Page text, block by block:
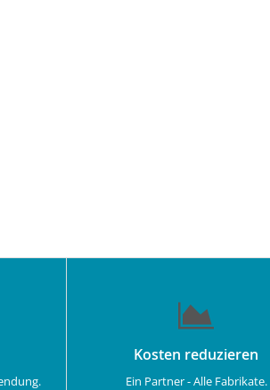
Kosten reduzieren
Ein Partner - Alle Fabrikate.